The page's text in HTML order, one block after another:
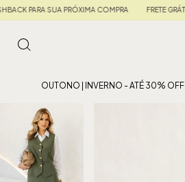
FRETE GRÁTIS NAS COMPRAS ACIMA DE R$ 599
OUTONO | INVERNO - ATÉ 30% OFF